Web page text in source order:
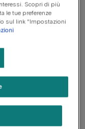
qualche esercizio
Scopri di più
le tue preferenze
sul link "Impostazioni